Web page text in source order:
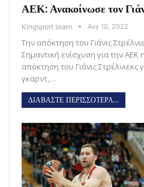
ΑΕΚ: Ανακοίνωσε τον
Kingsport team Αυγ 10, 2022
Την απόκτηση του Γιάνις
Σημαντική ενίσχυση για την
απόκτηση του Γιάνις
γκαρντ,…
ΔΙΑΒΑΣΤΕ ΠΕΡΙΣΣΟΤΕΡΑ...